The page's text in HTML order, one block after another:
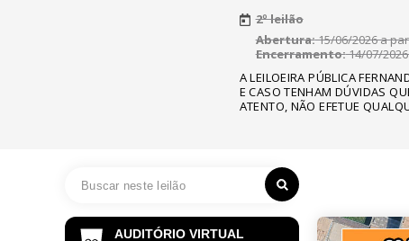
2º leilão
Abertura:15/06/2026 a
Encerramento:14/07/
A LEILOEIRA PÚBLICA
E CASO TENHAM DÚVIDAS
ATENTO, NÃO EFETUE
AUDITÓRIO VIRTUAL